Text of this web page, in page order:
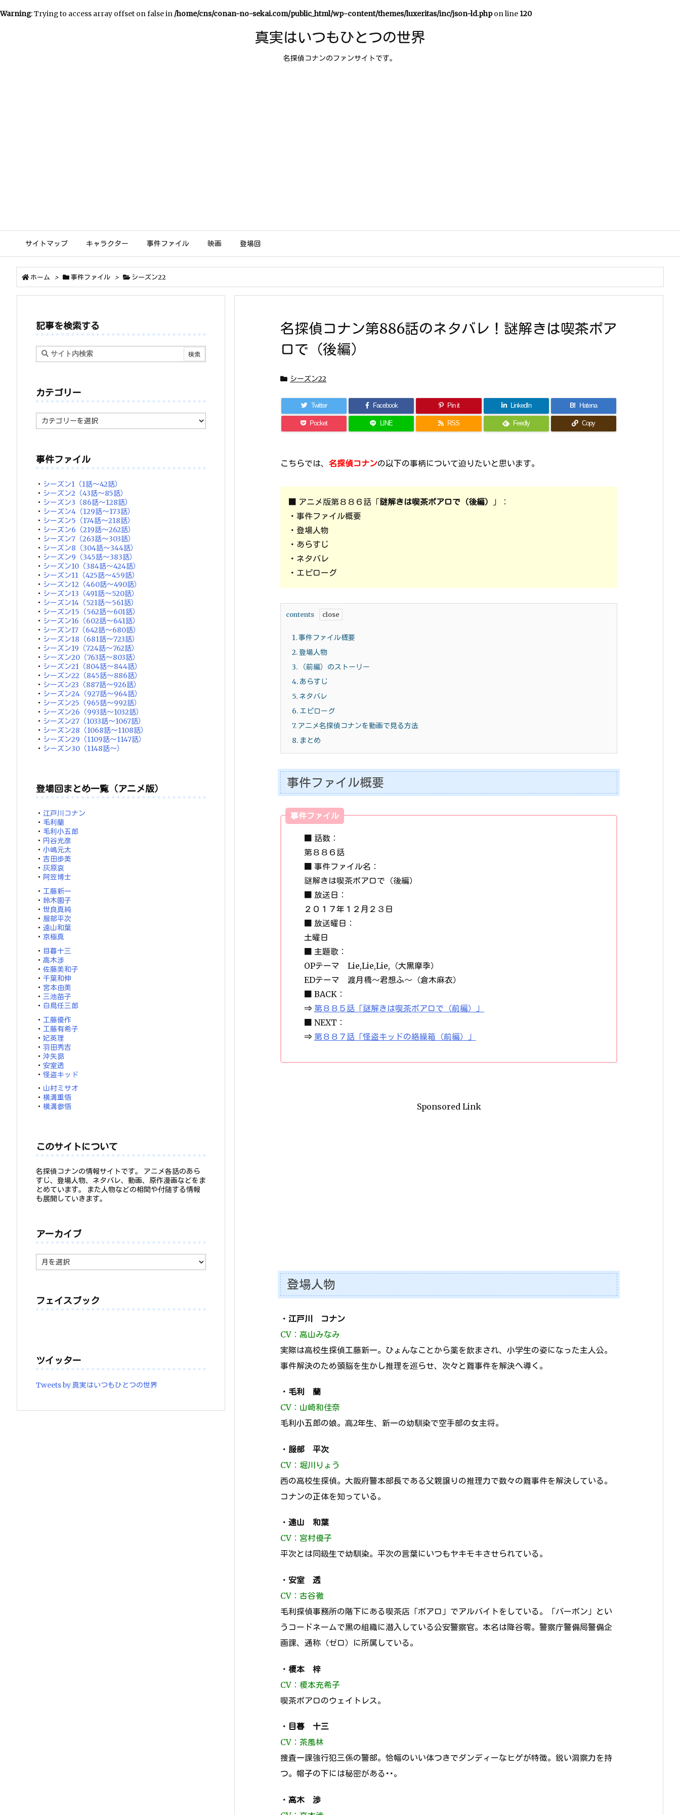
Warning: Trying to access array offset on false in /home/cns/conan-no-sekai.com/public_html/wp-content/themes/luxeritas/inc/json-ld.phpon line 120
真実はいつもひとつの世界
名探偵コナンのファンサイトです。
サイトマップ キャラクター 事件ファイル 映画 登場回
ホーム > 事件ファイル > シーズン22
名探偵コナン第886話のネタバレ！謎解きは喫茶ポア
ロで（後編）
シーズン22
Twitter Facebook Pin it LinkedIn B! Hatena
Pocket LINE RSS Feedly Copy
こちらでは、 名探偵コナンの以下の事柄について迫りたいと思います。
■ アニメ版第８８６話「謎解きは喫茶ポアロで（後編）
」：
・事件ファイル概要
・登場人物
・あらすじ
・ネタバレ
・エピローグ
contents
1.事件ファイル概要
2.登場人物
3. （前編）のストーリー
4. あらすじ
5. ネタバレ
6. エピローグ
7. アニメ名探偵コナンを動画で見る方法
8. まとめ
事件ファイル概要
事件ファイル
■ 話数：
第８８６話
■ 事件ファイル名：
謎解きは喫茶ポアロで（後編）
■ 放送日：
２０１７年１２月２３日
■ 放送曜日：
土曜日
■ 主題歌：
OPテーマ Lie,Lie,Lie,（大黒摩季）
EDテーマ 渡月橋～君想ふ～（倉木麻衣）
■ BACK：
⇒ 第８８５話「謎解きは喫茶ポアロで（前編）」
■ NEXT：
⇒ 第８８７話「怪盗キッドの絡繰箱（前編）」
Sponsored Link
登場人物
・ 江戸川 コナン
CV：高山みなみ
実際は高校生探偵工藤新一。ひょんなことから薬を飲まされ、小学生の姿になった主人公。
事件解決のため頭脳を生かし推理を巡らせ、次々と難事件を解決へ導く。
・ 毛利 蘭
CV：山崎和佳奈
毛利小五郎の娘。高2年生、新一の幼馴染で空手部の女主将。
・ 服部 平次
CV：堀川りょう
西の高校生探偵。大阪府警本部長である父親譲りの推理力で数々の難事件を解決している。
コナンの正体を知っている。
・ 遠山 和葉
CV：宮村優子
平次とは同級生で幼馴染。平次の言葉にいつもヤキモキさせられている。
・ 安室 透
CV：古谷徹
毛利探偵事務所の階下にある喫茶店「ポアロ」でアルバイトをしている。「バーボン」とい
うコードネームで黒の組織に潜入している公安警察官。本名は降谷零。警察庁警備局警備企
画課、通称（ゼロ）に所属している。
・ 榎本 梓
CV：榎本充希子
喫茶ポアロのウェイトレス。
・ 目暮 十三
CV：茶風林
捜査一課強行犯三係の警部。恰幅のいい体つきでダンディーなヒゲが特徴。鋭い洞察力を持
つ。帽子の下には秘密がある･･。
・ 高木 渉
記事を検索する
カテゴリー
カ
テ
ー
事件ファイル
・ シーズン1（1話～42話）
・ シーズン2（43話～85話）
・ シーズン3（86話～128話）
・ シーズン4（129話～173話）
・ シーズン5（174話～218話）
・ シーズン6（219話～262話）
・ シーズン7（263話～303話）
・ シーズン8（304話～344話）
・ シーズン9（345話～383話）
・ シーズン10（384話～424話）
・ シーズン11（425話～459話）
・ シーズン12（460話～490話）
・ シーズン13（491話～520話）
・ シーズン14（521話～561話）
・ シーズン15（562話～601話）
・ シーズン16（602話～641話）
・ シーズン17（642話～680話）
・ シーズン18（681話～723話）
・ シーズン19（724話～762話）
・ シーズン20（763話～803話）
・ シーズン21（804話～844話）
・ シーズン22（845話～886話）
・ シーズン23（887話～926話）
・ シーズン24（927話～964話）
・ シーズン25（965話～992話）
・ シーズン26（993話～1032話）
・ シーズン27（1033話～1067話）
・ シーズン28（1068話～1108話）
・ シーズン29（1109話～1147話）
・ シーズン30（1148話～）
登場回まとめ一覧（アニメ版）
・ 江戸川コナン
・ 毛利蘭
・ 毛利小五郎
・ 円谷光彦
・ 小嶋元太
・ 吉田歩美
・ 灰原哀
・ 阿笠博士
・ 工藤新一
・ 鈴木園子
・ 世良真純
・ 服部平次
・ 遠山和葉
・ 京極真
・ 目暮十三
・ 高木渉
・ 佐藤美和子
・ 千葉和伸
・ 宮本由美
・ 三池苗子
・ 白鳥任三郎
・ 工藤優作
・ 工藤有希子
・ 妃英理
・ 羽田秀吉
・ 沖矢昴
・ 安室透
・ 怪盗キッド
・ 山村ミサオ
・ 横溝重悟
・ 横溝参悟
このサイトについて
名探偵コナンの情報サイトです。 アニメ各話のあら
すじ、登場人物、ネタバレ、動画、原作漫画などをま
とめています。 また人物などの相関や付随する情報
も展開していきます。
アーカイブ
ー
フェイスブック
ツイッター
Tweets by 真実はいつもひとつの世界